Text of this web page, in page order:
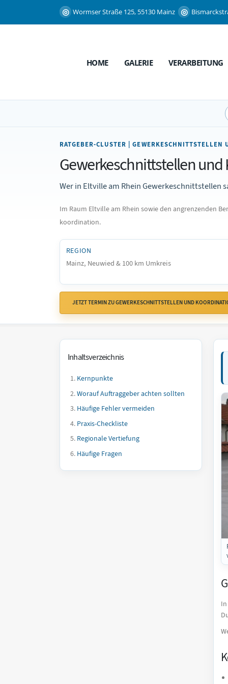
Wormser Straße 125, 55130 Mainz
HOME GALERIE VERARBEITUNG
RATGEBER-CLUSTER |
Gewerkeschnittstellen und
Wer in Eltville am Rhein Gewerkeschnittstellen
Im Raum Eltville am Rhein sowie den angrenzenden
koordination.
REGION
Mainz, Neuwied & 100 km Umkreis
JETZT TERMIN ZU GEWERKESCHNITTSTELLEN UND
Inhaltsverzeichnis
Kernpunkte
Worauf Auftraggeber achten sollten
Häufige Fehler vermeiden
Praxis-Checkliste
Regionale Vertiefung
Häufige Fragen